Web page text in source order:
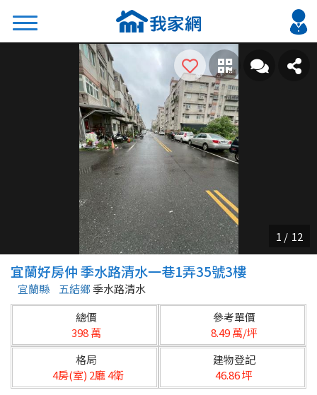
搜尋
熱門關鍵字
2026 台北降價好屋限量釋出
2026 新北降價好屋限量釋出
2026 台中降價好屋限量釋出
2026 台南降價好屋限量釋出
2026 高雄降價好屋限量釋出
縣市
不限
台北市
基隆市
新北市
區域
宜蘭好房仲 季水路清水一巷1弄35號3樓
宜蘭縣 五結鄉 季水路清水
總價
398 萬
參考單價
8.49 萬/坪
格局
4房(室) 2廳 4衛
建物登記
46.86 坪